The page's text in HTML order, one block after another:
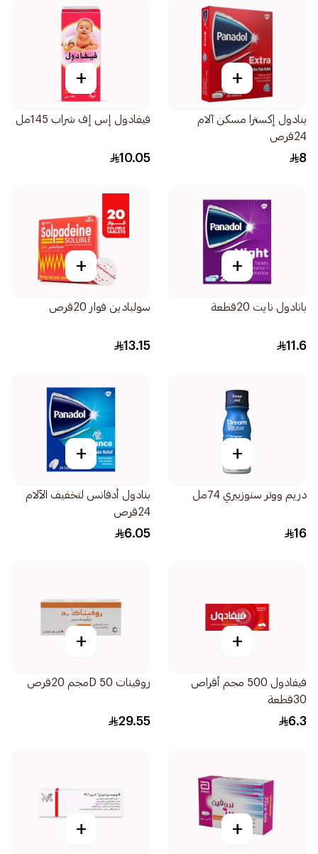
+
بنادول إكسترا مسكن آلام
24قرص
8
+
فيفادول إس إف شراب 145مل
10.05
+
بانادول نايت 20قطعة
11.6
+
سولبادين فوار 20قرص
13.15
+
دريم ووتر سنوزبيري 74مل
16
+
بنادول أدفانس لتخفيف الآلام
24قرص
6.05
+
فيفادول 500 مجم أقراص
30قطعة
6.3
+
روفينات D 50مجم 20قرص
29.55
+
+